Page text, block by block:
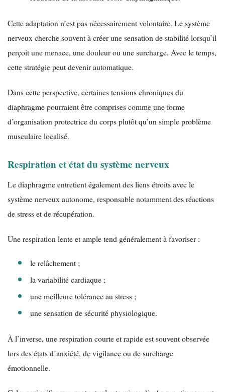
Cette adaptation n’est pas nécessairement volontaire. Le système
nerveux cherche souvent à créer une sensation de stabilité lorsqu’il
perçoit une menace, une douleur ou une surcharge. Avec le temps,
cette stratégie peut devenir automatique.
Dans cette perspective, certaines tensions chroniques du
diaphragme pourraient être comprises comme une forme
d’organisation protectrice du corps plutôt qu’un simple problème
musculaire localisé.
Respiration et état du système nerveux
Le diaphragme entretient également des liens étroits avec le
système nerveux autonome, responsable notamment des réactions
de stress et de récupération.
Une respiration lente et ample tend généralement à favoriser :
le relâchement ;
la variabilité cardiaque ;
une meilleure tolérance au stress ;
une sensation de sécurité physiologique.
À l’inverse, une respiration courte et rapide est souvent observée
lors des états d’anxiété, de vigilance ou de surcharge
émotionnelle.